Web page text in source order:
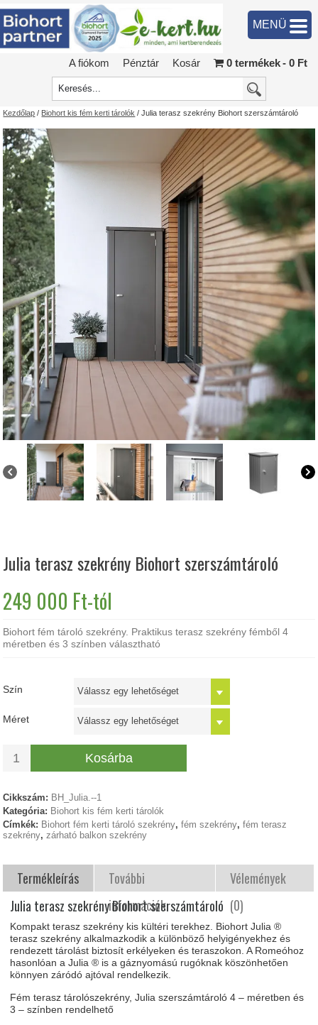
A fiókom Pénztár Kosár 0 termékek 0 Ft
MENÜ
Kezdőlap / Biohort kis fém kerti tárolók / Julia terasz szekrény Biohort szerszámtároló
Julia terasz szekrény Biohort szerszámtároló
249 000 Ft-tól
Biohort fém tároló szekrény. Praktikus terasz szekrény fémből 4
méretben és 3 színben választható
Szín
Méret
Kosárba
Cikkszám: BH_Julia.--1
Kategória: Biohort kis fém kerti tárolók
Címkék: Biohort fém kerti tároló szekrény,fém szekrény,fém terasz
szekrény,zárható balkon szekrény
Termékleírás
További
információk
Vélemények
(0)
Julia terasz szekrény Biohort szerszámtároló
Kompakt terasz szekrény kis kültéri terekhez. Biohort Julia ®
terasz szekrény alkalmazkodik a különböző helyigényekhez és
rendezett tárolást biztosít erkélyeken és teraszokon. A Romeóhoz
hasonlóan a Julia ® is a gáznyomású rugóknak köszönhetően
könnyen záródó ajtóval rendelkezik.
Fém terasz tárolószekrény, Julia szerszámtároló 4 – méretben és
3 – színben rendelhető